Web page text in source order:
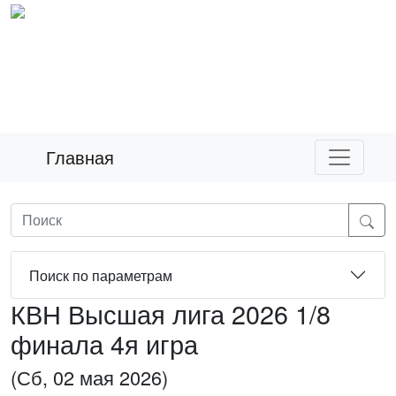
Главная
Поиск по параметрам
КВН Высшая лига 2026 1/8
финала 4я игра
(Сб, 02 мая 2026)